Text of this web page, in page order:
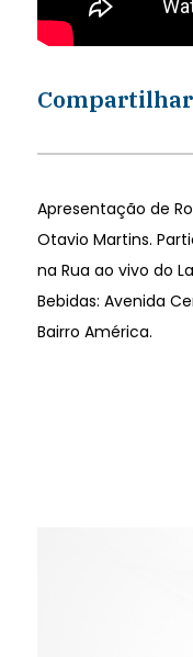
Compartilhar
Apresentação de
Otavio Martins.
na Rua ao vivo do
Bebidas: Avenida
Bairro América.